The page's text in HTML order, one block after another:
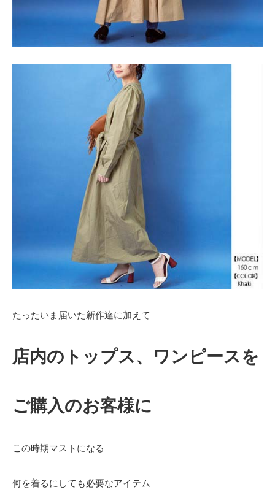
たったいま届いた新作達に加えて
店内のトップス、ワンピースを
ご購入のお客様に
この時期マストになる
何を着るにしても必要なアイテム